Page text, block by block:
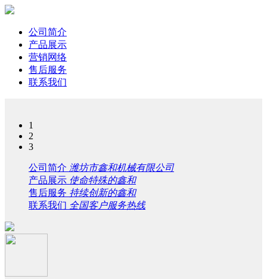
公司简介
产品展示
营销网络
售后服务
联系我们
1
2
3
公司简介 潍坊市鑫和机械有限公司
产品展示 使命特殊的鑫和
售后服务 持续创新的鑫和
联系我们 全国客户服务热线